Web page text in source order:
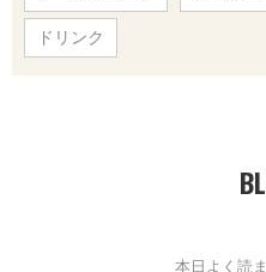
ドリンク
本日よく読